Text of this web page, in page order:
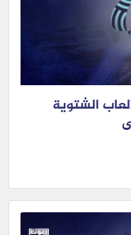
الشتوية